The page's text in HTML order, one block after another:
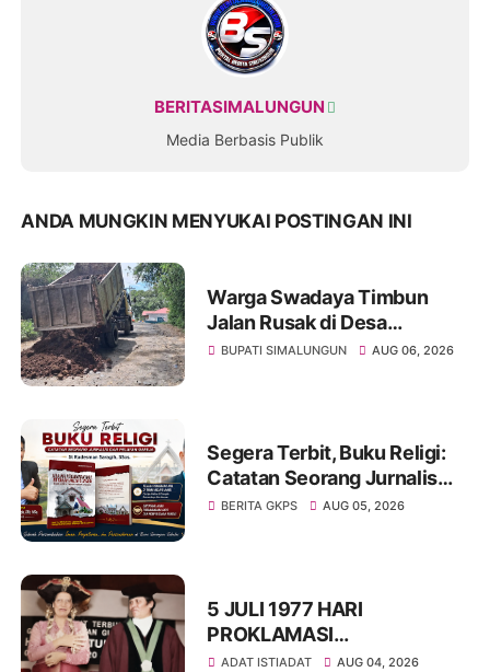
BERITASIMALUNGUN
Media Berbasis Publik
ANDA MUNGKIN MENYUKAI POSTINGAN INI
Warga Swadaya Timbun
Jalan Rusak di Desa
Sibangun Mariah, Harapkan
BUPATI SIMALUNGUN AUG 06, 2026
Segera Terbit, Buku Religi:
Catatan Seorang Jurnalis
dan Pelayan Gereja : St
BERITA GKPS AUG 05, 2026
5 JULI 1977 HARI
PROKLAMASI
KEMERDEKAAN BAHASA
ADAT ISTIADAT AUG 04, 2026